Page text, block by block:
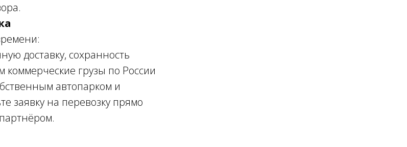
доставку, сохранность
грузы по России
автопарком и
заявку на перевозку прямо